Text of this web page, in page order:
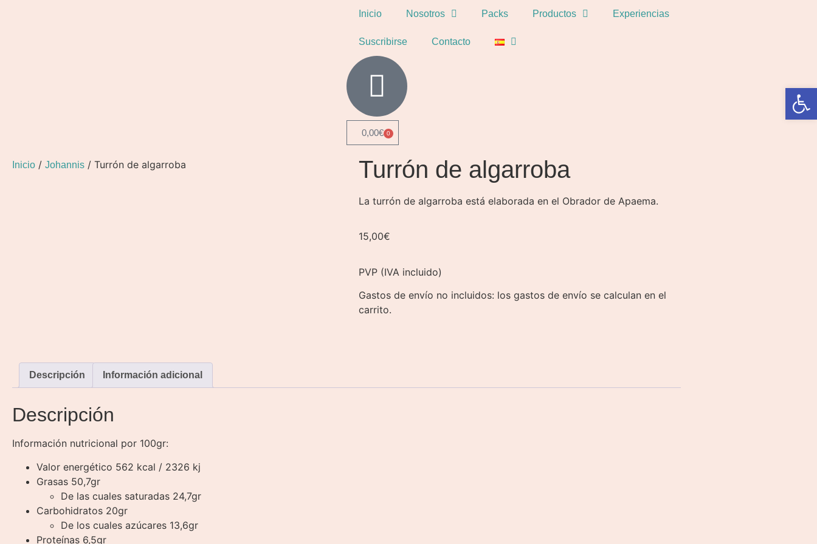
Inicio Nosotros Packs Productos Experiencias
Suscribirse Contacto
0,00€ 0
Inicio / Johannis / Turrón de algarroba Turrón de algarroba
La turrón de algarroba está elaborada en el Obrador de Apaema.
15,00€
PVP (IVA incluido)
Gastos de envío no incluidos: los gastos de envío se calculan en el
carrito.
Descripción Información adicional
Descripción
Información nutricional por 100gr:
Valor energético 562 kcal / 2326 kj
Grasas 50,7gr
De las cuales saturadas 24,7gr
Carbohidratos 20gr
De los cuales azúcares 13,6gr
Proteínas 6,5gr
Abrir